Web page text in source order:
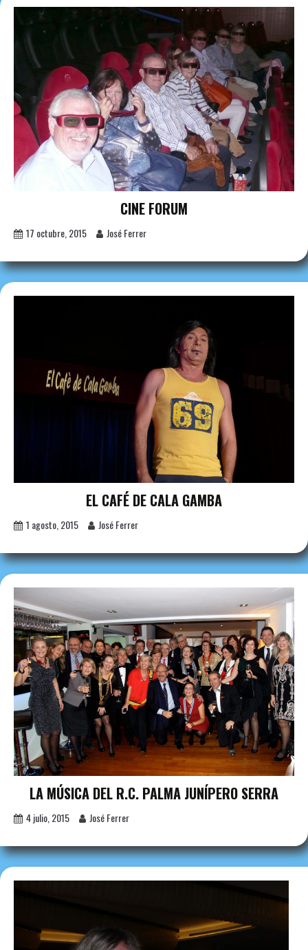
CINE FORUM
17 octubre, 2015 José Ferrer
EL CAFÉ DE CALA GAMBA
1 agosto, 2015 José Ferrer
LA MÚSICA DEL R.C. PALMA JUNÍPERO SERRA
4 julio, 2015 José Ferrer